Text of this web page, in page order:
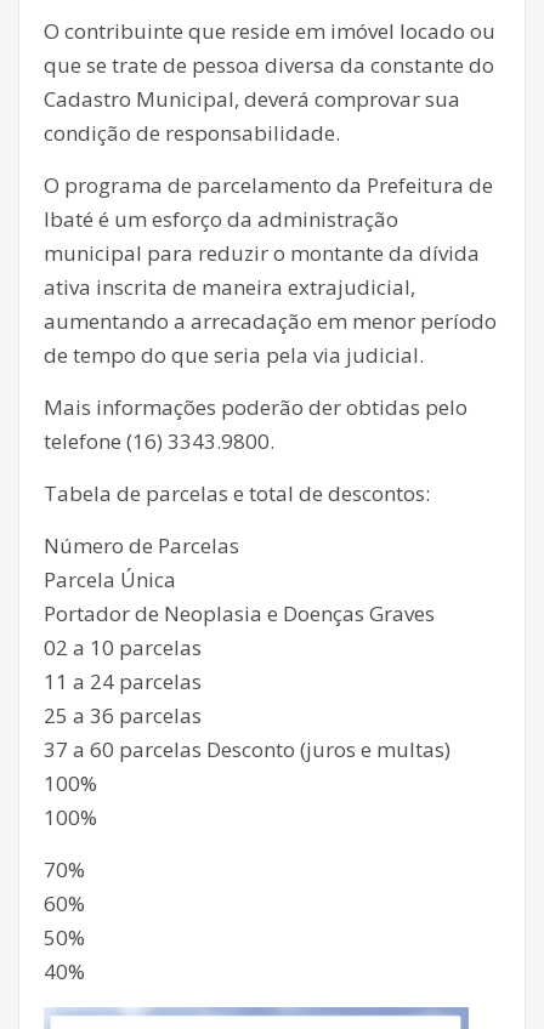
O contribuinte que reside em imóvel locado ou
que se trate de pessoa diversa da constante do
Cadastro Municipal, deverá comprovar sua
condição de responsabilidade.
O programa de parcelamento da Prefeitura de
Ibaté é um esforço da administração
municipal para reduzir o montante da dívida
ativa inscrita de maneira extrajudicial,
aumentando a arrecadação em menor período
de tempo do que seria pela via judicial.
Mais informações poderão der obtidas pelo
telefone (16) 3343.9800.
Tabela de parcelas e total de descontos:
Número de Parcelas
Parcela Única
Portador de Neoplasia e Doenças Graves
02 a 10 parcelas
11 a 24 parcelas
25 a 36 parcelas
37 a 60 parcelas Desconto (juros e multas)
100%
100%
70%
60%
50%
40%